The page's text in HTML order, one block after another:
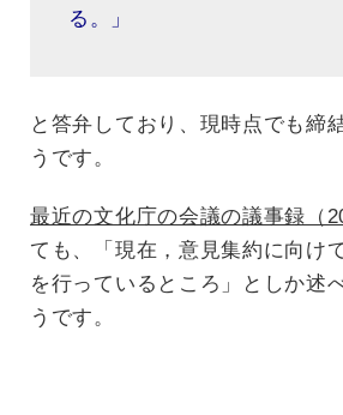
る。」
と答弁しており、現時点でも締
うです。
最近の文化庁の会議の議事録（
ても、「現在，意見集約に向け
を行っているところ」としか述
うです。